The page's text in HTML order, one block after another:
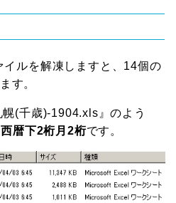
ルを解凍しますと、14個の
す。
(千歳)-1904.xls』のよう
暦下2桁月2桁です。